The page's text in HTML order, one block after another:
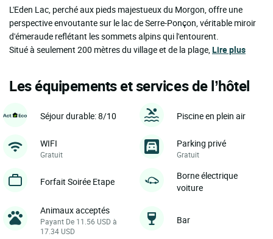
L'Eden Lac, perché aux pieds majestueux du Morgon, offre une
perspective envoutante sur le lac de Serre-Ponçon, véritable miroir
d'émeraude reflétant les sommets alpins qui l'entourent.
Situé à seulement 200 mètres du village et de la plage,Lire plus
Les équipements et services de l’hôtel
Séjour durable: 8/10 Piscine en plein air
WIFI
Gratuit
Parking privé
Gratuit
Forfait Soirée Etape
Borne électrique
voiture
Animaux acceptés
Payant De 11.56 USD à
17.34 USD
Bar